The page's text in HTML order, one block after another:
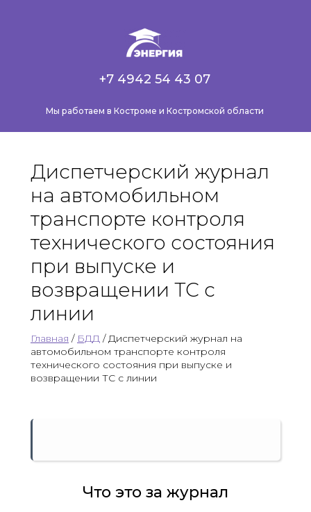
Мы работаем в Костроме и Костромской области
+7 4942 54 43 07
Диспетчерский журнал
на автомобильном
транспорте контроля
технического состояния
при выпуске и
возвращении ТС с
линии
Главная / БДД / Диспетчерский журнал на
автомобильном транспорте контроля
технического состояния при выпуске и
возвращении ТС с линии
Что это за журнал